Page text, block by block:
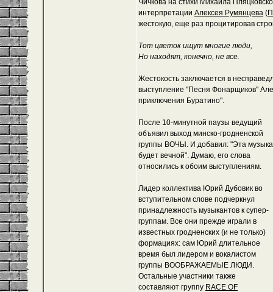
Чичкова на стихи Михаила
интерпретации Алексея Румянцева (
жестокую, еще раз процитировав
Тот цветок ищут многие люди,
Но находят, конечно, не все.
Жестокость заключается в
выступление "Песня Фонарщиков"
приключения Буратино".
После 10-минутной паузы ведущий
объявил выход минско-гродненской
группы ВОЧЫ. И добавил: "Эта музыка
будет вечной". Думаю, его слова
относились к обоим выступлениям.
Лидер коллектива Юрий Дубовик во
вступительном слове подчеркнул
принадлежность музыкантов к супер-
группам. Все они прежде играли в
известных гродненских (и не только)
формациях: сам Юрий длительное
время был лидером и вокалистом
группы ВООБРАЖАЕМЫЕ ЛЮДИ.
Остальные участники также
составляют группу RACE OF